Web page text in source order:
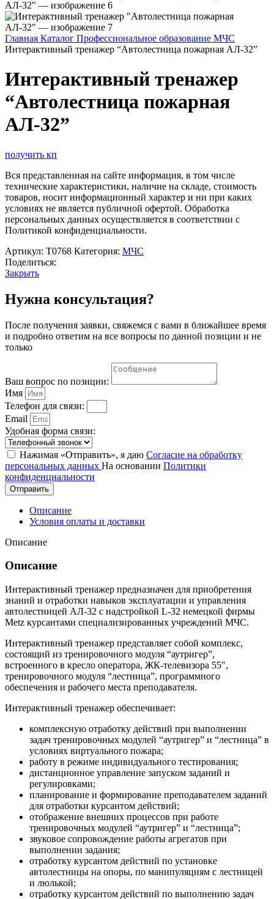
Главная Каталог Профессиональное образование МЧС
Интерактивный тренажер “Автолестница пожарная АЛ-32”
Интерактивный тренажер
“Автолестница пожарная
АЛ-32”
получить кп
Вся представленная на сайте информация, в том числе
технические характеристики, наличие на складе, стоимость
товаров, носит информационный характер и ни при каких
условиях не является публичной офертой. Обработка
персональных данных осуществляется в соответствии с
Политикой конфиденциальности.
Артикул: Т0768 Категория: МЧС
Поделиться:
Закрыть
Нужна консультация?
После получения заявки, свяжемся с вами в ближайшее время
и подробно ответим на все вопросы по данной позиции и не
только
Ваш вопрос по позиции:
Имя
Телефон для связи:
Email
Удобная форма связи:
Нажимая «Отправить», я даю Согласие на обработку
персональных данных На основании Политики
конфиденциальности
Отправить
Описание
Условия оплаты и доставки
Описание
Описание
Интерактивный тренажер предназначен для приобретения
знаний и отработки навыков эксплуатации и управления
автолестницей АЛ-32 с надстройкой L-32 немецкой фирмы
Metz курсантами специализированных учреждений МЧС.
Интерактивный тренажер представляет собой комплекс,
состоящий из тренировочного модуля “аутригер”,
встроенного в кресло оператора, ЖК-телевизора 55″,
тренировочного модуля “лестница”, программного
обеспечения и рабочего места преподавателя.
Интерактивный тренажер обеспечивает:
комплексную отработку действий при выполнении
задач тренировочных модулей “аутригер” и “лестница” в
условиях виртуального пожара;
работу в режиме индивидуального тестирования;
дистанционное управление запуском заданий и
регулировками;
планирование и формирование преподавателем заданий
для отработки курсантом действий;
отображение внешних процессов при работе
тренировочных модулей “аутригер” и “лестница”;
звуковое сопровождение работы агрегатов при
выполнении задания;
отработку курсантом действий по установке
автолестницы на опоры, по манипуляциям с лестницей
и люлькой;
отработку курсантом действий по выполнению задач